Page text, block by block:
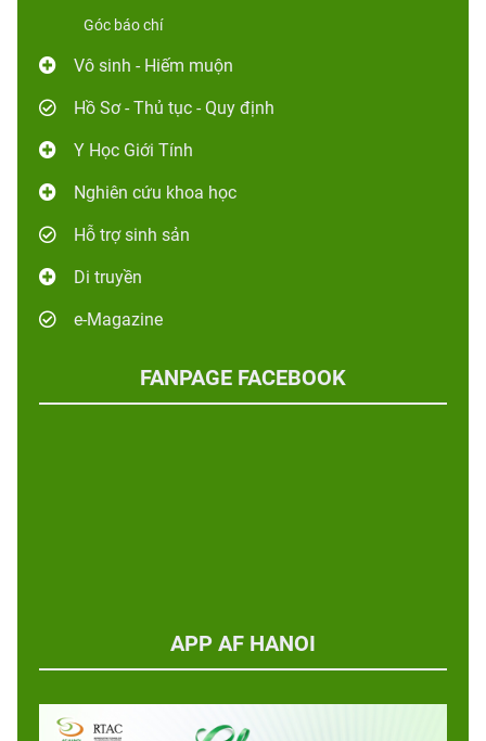
Góc báo chí
Vô sinh - Hiếm muộn
Hồ Sơ - Thủ tục - Quy định
Y Học Giới Tính
Nghiên cứu khoa học
Hỗ trợ sinh sản
Di truyền
e-Magazine
FANPAGE FACEBOOK
APP AF HANOI